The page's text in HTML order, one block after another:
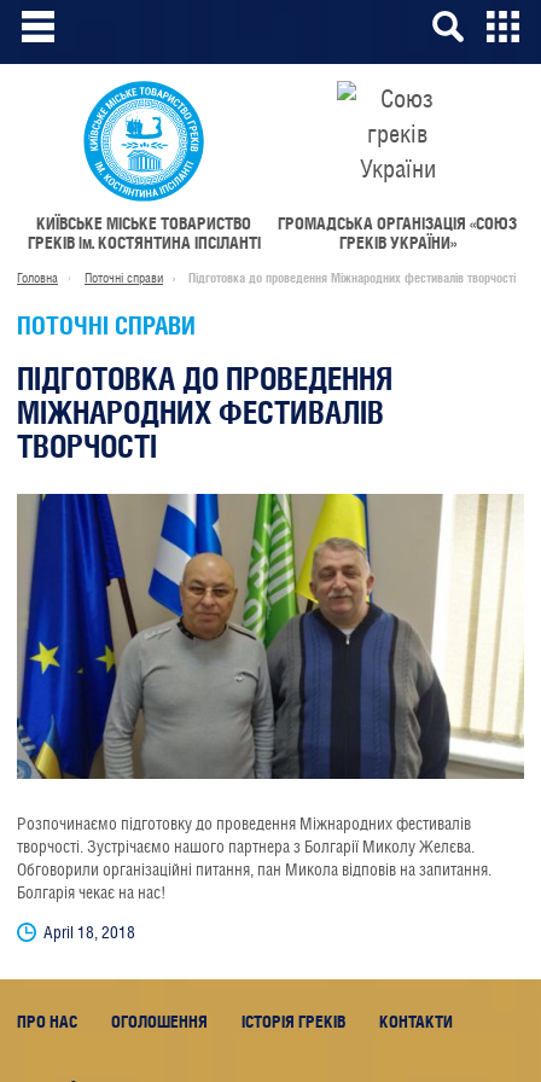
КИЇВСЬКЕ МІСЬКЕ ТОВАРИСТВО
ГРЕКІВім.КОСТЯНТИНА ІПСІЛАНТІ
ГРОМАДСЬКА ОРГАНІЗАЦІЯ «СОЮЗ
ГРЕКІВ УКРАЇНИ»
Головна Поточні справи Підготовка до проведення Міжнародних фестивалів творчості
ПОТОЧНІ СПРАВИ
ПІДГОТОВКА ДО ПРОВЕДЕННЯ
МІЖНАРОДНИХ ФЕСТИВАЛІВ
ТВОРЧОСТІ
Розпочинаємо підготовку до проведення Міжнародних фестивалів
творчості. Зустрічаємо нашого партнера з Болгарії Миколу Желєва.
Обговорили організаційні питання, пан Микола відповів на запитання.
Болгарія чекає на нас!
April 18, 2018
ПРО НАС ОГОЛОШЕННЯ ІСТОРІЯ ГРЕКІВ КОНТАКТИ